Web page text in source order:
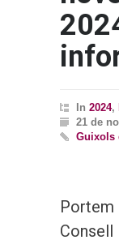
In 2024,
21 de
Guixols
Portem
Consell